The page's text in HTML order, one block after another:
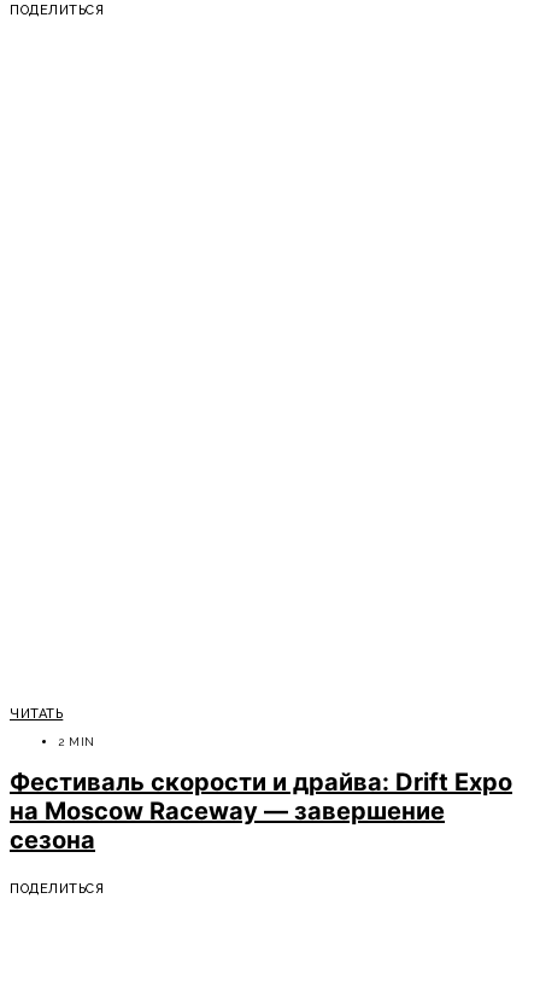
ПОДЕЛИТЬСЯ
ЧИТАТЬ
2 MIN
Фестиваль скорости и драйва: Drift Expo
на Moscow Raceway — завершение
сезона
ПОДЕЛИТЬСЯ